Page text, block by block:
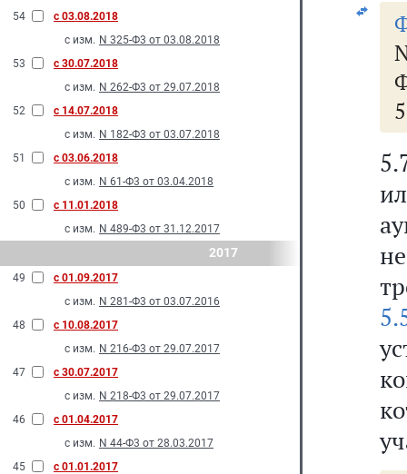
54
с 03.08.2018
с изм. N 325-Ф3 от 03.08.2018
53
с 30.07.2018
с изм. N 262-Ф3 от 29.07.2018
52
с 14.07.2018
с изм. N 182-Ф3 от 03.07.2018
51
с 03.06.2018
с изм. N 61-Ф3 от 03.04.2018
50
с 11.01.2018
с изм. N 489-Ф3 от 31.12.2017
2017
49
с 01.09.2017
с изм. N 281-Ф3 от 03.07.2016
48
с 10.08.2017
с изм. N 216-Ф3 от 29.07.2017
47
с 30.07.2017
с изм. N 218-Ф3 от 29.07.2017
46
с 01.04.2017
с изм. N 44-Ф3 от 28.03.2017
45
с 01.01.2017